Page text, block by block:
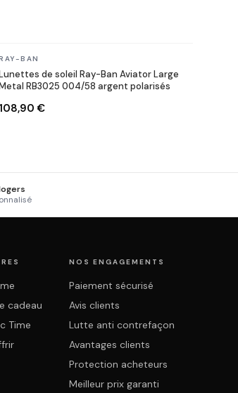
En stock
BAN
de soleil Ray-Ban Aviator Large
RB3025 004/58 argent polarisés
108,90 €
cadeau
Time
NOS ENGAGEMENTS
Paiement sécurisé
Avis clients
Lutte anti contrefaçon
Avantages clients
Protection acheteurs
Meilleur prix garanti